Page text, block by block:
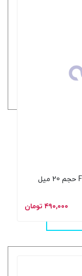
۴۹۰,۰۰۰ تومان